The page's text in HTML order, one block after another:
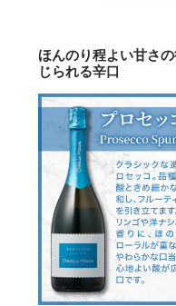
ほんのり程よい甘さ
じられる辛口